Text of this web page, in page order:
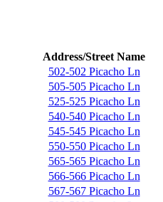
Address/Street Name
502-502 Picacho Ln
505-505 Picacho Ln
525-525 Picacho Ln
540-540 Picacho Ln
545-545 Picacho Ln
550-550 Picacho Ln
565-565 Picacho Ln
566-566 Picacho Ln
567-567 Picacho Ln